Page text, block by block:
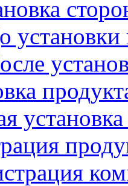
установки